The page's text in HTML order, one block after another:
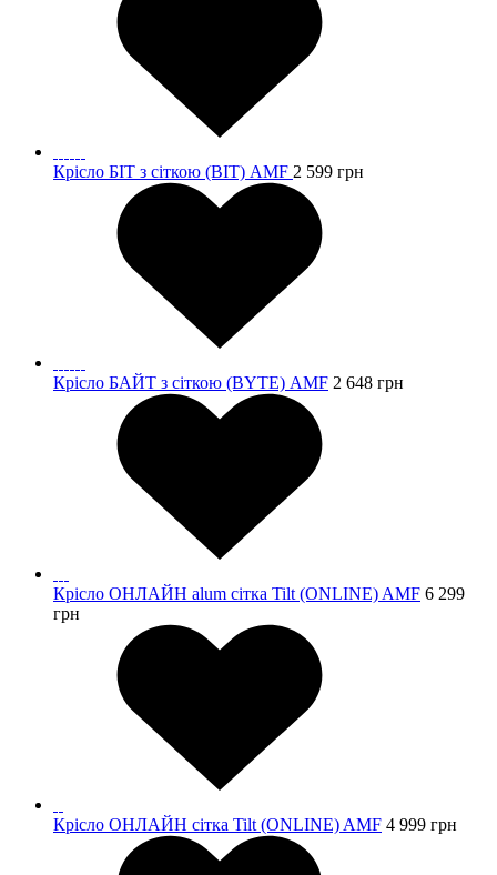
Крісло БІТ з сіткою (BIT) AMF 2 599 грн
Крісло БАЙТ з сіткою (BYTE) AMF 2 648 грн
Крісло ОНЛАЙН alum сітка Tilt (ONLINE) AMF 6 299
грн
Крісло ОНЛАЙН сітка Tilt (ONLINE) AMF 4 999 грн